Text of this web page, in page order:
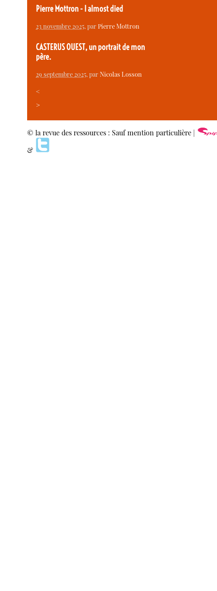
Pierre Mottron - I almost died
23 novembre 2025, parPierre Mottron
CASTERUS OUEST, un portrait de mon
père.
29 septembre 2025, parNicolas Losson
<
>
© la revue des ressources : Sauf mention particulière |
&